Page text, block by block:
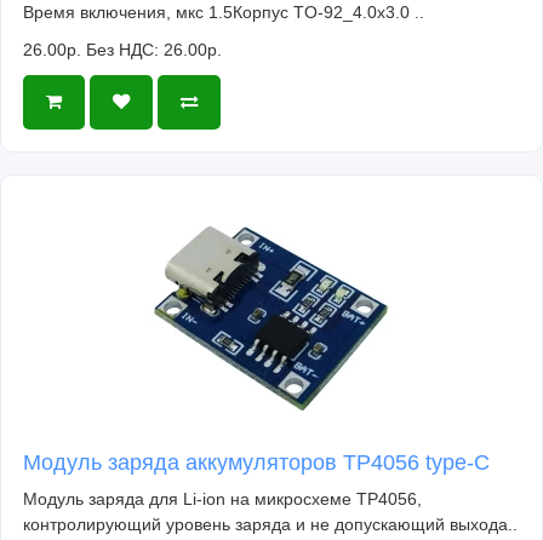
Время включения, мкс 1.5Корпус TO-92_4.0x3.0 ..
26.00р. Без НДС: 26.00р.
Модуль заряда аккумуляторов TP4056 type-C
Модуль заряда для Li-ion на микросхеме TP4056,
контролирующий уровень заряда и не допускающий выхода..